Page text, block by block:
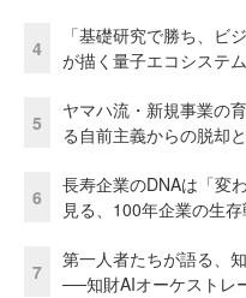
4
「基礎研究で勝ち、ビ
が描く量子エコシステ
5
ヤマハ流・新規事業の
る自前主義からの脱却
6
長寿企業のDNAは「変
見る、100年企業の生
7
第一人者たちが語る、
──知財AIオーケストレ